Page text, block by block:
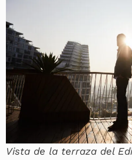
Vista de la terraza del